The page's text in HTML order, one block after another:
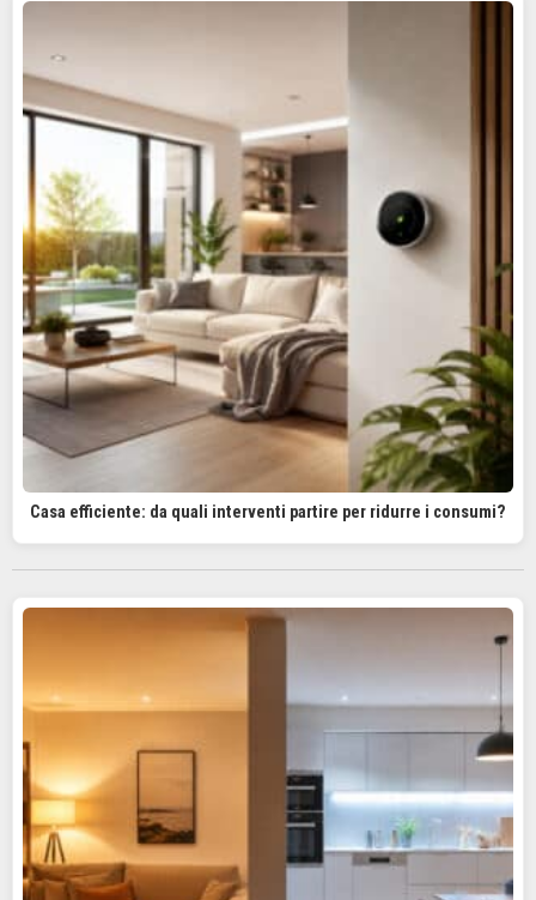
Casa efficiente: da quali interventi partire per ridurre i consumi?